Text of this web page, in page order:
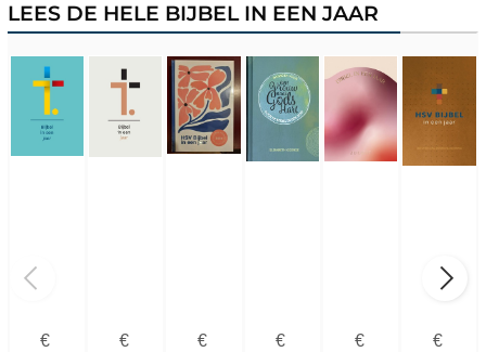
LEES DE HELE BIJBEL IN EEN JAAR
€
€
€
€
€
€